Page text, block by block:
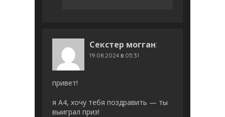
Секстер могган:
19.08.2024 в 05:31
привет!
я А4, хочу тебя поздравить — ты
выиграл приз!